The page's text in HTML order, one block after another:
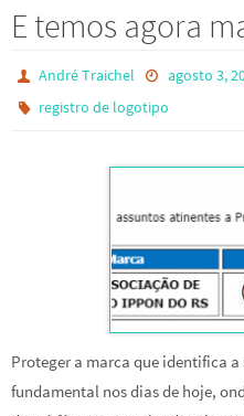
E temos agora
André Traichel agosto 3,
registro de logotipo
Proteger a marca que identifica
fundamental nos dias de hoje,